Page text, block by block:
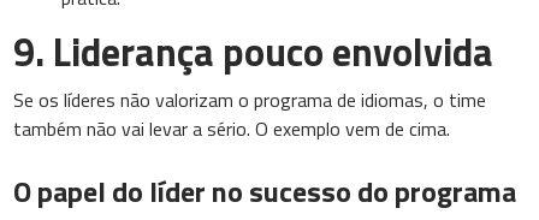
9. Liderança pouco envolvida
Se os líderes não valorizam o programa de idiomas, o time
também não vai levar a sério. O exemplo vem de cima.
O papel do líder no sucesso do programa